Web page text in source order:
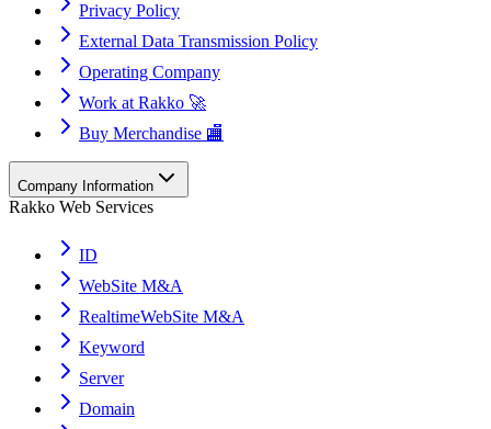
Privacy Policy
External Data Transmission Policy
Operating Company
Work at Rakko 🚀
Buy Merchandise 🏬
Company Information
Rakko Web Services
ID
WebSite M&A
RealtimeWebSite M&A
Keyword
Server
Domain